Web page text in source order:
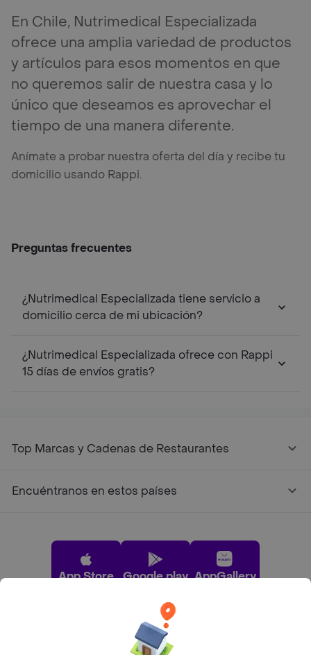
En Chile, Nutrimedical Especializada
ofrece una amplia variedad de productos
y artículos para esos momentos en que
no queremos salir de nuestra casa y lo
único que deseamos es aprovechar el
tiempo de una manera diferente.
Anímate a probar nuestra oferta del día y recibe tu
domicilio usando Rappi.
Preguntas frecuentes
¿Nutrimedical Especializada tiene servicio a
domicilio cerca de mi ubicación?
¿Nutrimedical Especializada ofrece con Rappi
15 días de envíos gratis?
Top Marcas y Cadenas de Restaurantes
Encuéntranos en estos países
App Store Google play AppGallery
Pide tu comida favorita cerca de ti